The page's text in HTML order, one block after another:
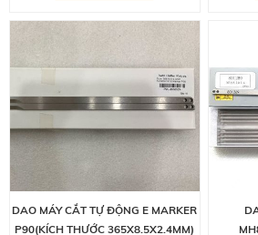
DAO MÁY CẮT TỰ ĐỘNG E MARKER
P90(KÍCH THƯỚC 365X8.5X2.4MM)